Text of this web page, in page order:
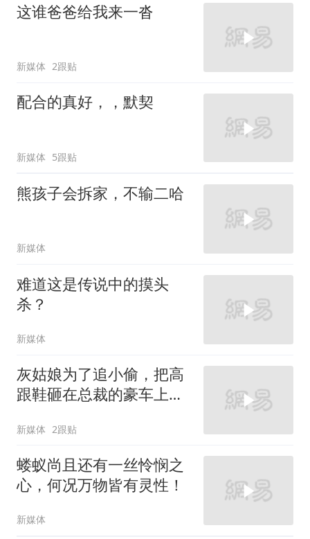
这谁爸爸给我来一沓
新媒体 2跟贴
配合的真好，，默契
新媒体 5跟贴
熊孩子会拆家，不输二哈
新媒体
难道这是传说中的摸头
杀？
新媒体
灰姑娘为了追小偷，把高
跟鞋砸在总裁的豪车上，
新媒体 2跟贴
蝼蚁尚且还有一丝怜悯之
心，何况万物皆有灵性！
新媒体